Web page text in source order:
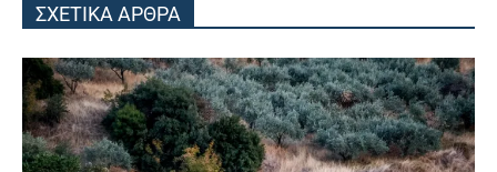
ΣΧΕΤΙΚΑ ΑΡΘΡΑ